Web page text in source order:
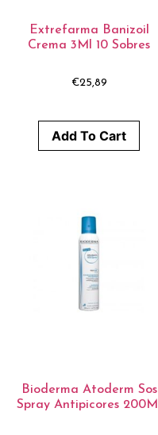
Extrefarma Banizoil
Crema 3Ml 10 Sobres
€25,89
Add To Cart
Bioderma Atoderm Sos
Spray Antipicores 200Ml